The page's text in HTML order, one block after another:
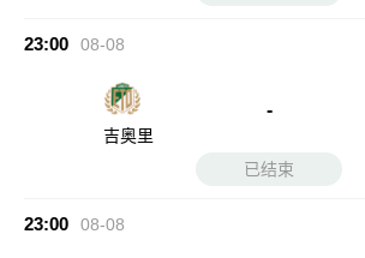
23:00 08-08
吉奥里
-
已结束
23:00 08-08